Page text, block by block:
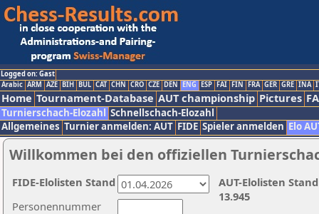
Logged on: Gast
Arabic ARM AZE BIH BUL CAT CHN CRO CZE DEN ENG ESP FAI FIN FRA GER GRE INA
Home Tournament-Database AUT championship Pictures
Turnierschach-Elozahl Schnellschach-Elozahl
Allgemeines Turnier anmelden: AUT FIDE Spieler anmelden Elo
Willkommen bei den offiziellen
Personennummer
AUT-Elolisten
13.945
FIDE-Elolisten Stand